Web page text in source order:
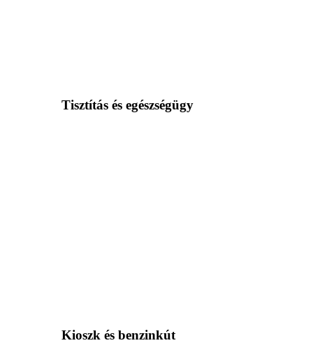
Tisztítás és egészségügy
Kioszk és benzinkút